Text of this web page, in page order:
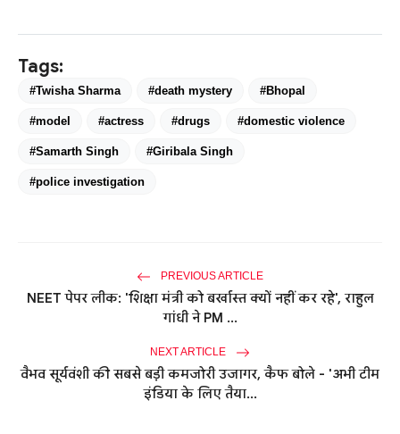
Tags:
#Twisha Sharma #death mystery #Bhopal
#model #actress #drugs #domestic violence
#Samarth Singh #Giribala Singh
#police investigation
PREVIOUS ARTICLE
NEET पेपर लीक: 'शिक्षा मंत्री को बर्खास्त क्यों नहीं कर रहे', राहुल
गांधी ने PM ...
NEXT ARTICLE
वैभव सूर्यवंशी की सबसे बड़ी कमजोरी उजागर, कैफ बोले - 'अभी टीम
इंडिया के लिए तैया...